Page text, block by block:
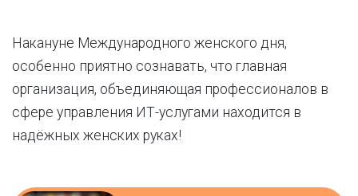
Накануне Международного женского дня,
особенно приятно сознавать, что главная
организация, объединяющая профессионалов в
сфере управления ИТ-услугами находится в
надёжных женских руках!